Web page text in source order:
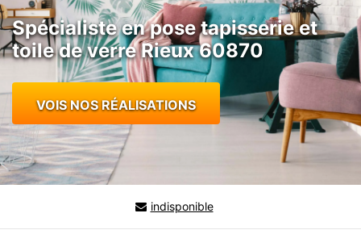
Spécialiste en pose tapisserie et
toile de verre Rieux 60870
VOIS NOS RÉALISATIONS
indisponible